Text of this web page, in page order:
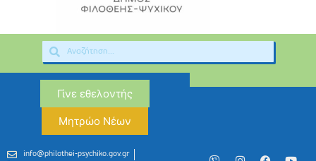
Γίνε εθελοντής
Μητρώο Νέων
info@philothei-psychiko.gov.gr